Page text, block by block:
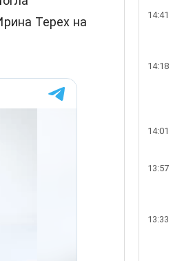
Терех на
14:41
14:18
14:01
13:57
13:33